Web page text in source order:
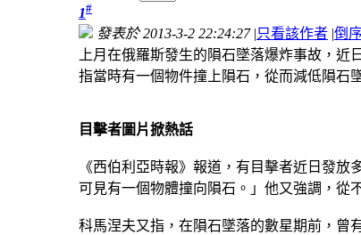
1#
發表於 2013-3-2 22:24:27 |只看該作者 |倒
上月在俄羅斯發生的隕石墜落爆炸事故，
指當時有一個物件撞上隕石，從而減低隕石
目擊者圖片掀熱話
《西伯利亞時報》報道，有目擊者近日發
可見有一個物體撞向隕石。」他又強調，從
科馬涅夫又指，在隕石墜落的數星期前，曾